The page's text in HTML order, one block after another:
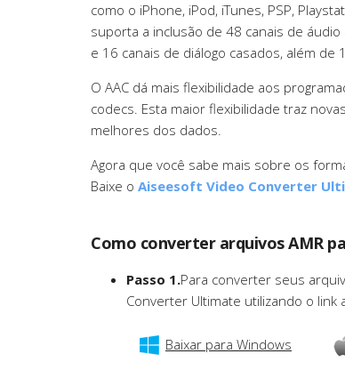
como o iPhone, iPod, iTunes, PSP,
suporta a inclusão de 48 canais de áudio
e 16 canais de diálogo casados, além de
O AAC dá mais flexibilidade aos
codecs. Esta maior flexibilidade traz
melhores dos dados.
Agora que você sabe mais sobre os
Baixe o Aiseesoft Video Converter
Como converter arquivos AMR
Passo 1.Para converter seus
Converter Ultimate utilizando o
Baixar para Windows